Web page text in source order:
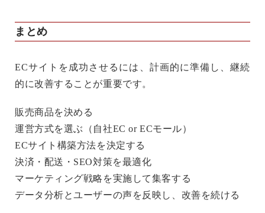
まとめ
ECサイトを成功させるには、計画的に準備し、継続
的に改善することが重要です。
販売商品を決める
運営方式を選ぶ（自社EC or ECモール）
ECサイト構築方法を決定する
決済・配送・SEO対策を最適化
マーケティング戦略を実施して集客する
データ分析とユーザーの声を反映し、改善を続ける